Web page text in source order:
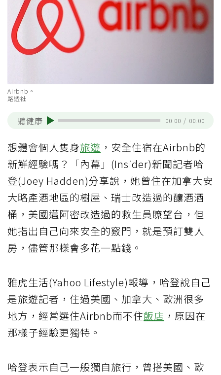
Airbnb。
路透社
聽健康 00:00 / 00:00
想體會個人隻身旅遊 ，安全住宿在Airbnb的
新鮮經驗嗎？「內幕」(Insider)新聞記者哈
登(Joey Hadden)分享說，她曾住在加拿大安
大略產酒地區的樹屋、瑞士改造過的釀酒酒
桶，美國邁阿密改造過的救生員瞭望台，但
她指出自己向來安全的竅門，就是預訂雙人
房，儘管那樣會多花一點錢。
雅虎生活(Yahoo Lifestyle)報導，哈登說自己
是旅遊記者，住過美國、加拿大、歐洲很多
地方，經常選住Airbnb而不住飯店 ，原因在
那樣子經驗更獨特。
哈登表示自己一般獨自旅行，曾搭美國、歐